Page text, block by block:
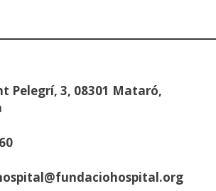
Pelegrí, 3, 08301 Mataró,